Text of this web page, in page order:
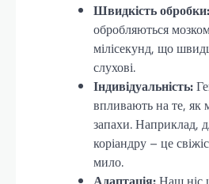
Швидкість обробки:
обробляються
мілісекунд, що
слухові.
Індивідуальність:
впливають на те, як
запахи. Наприклад,
коріандру – це
мило.